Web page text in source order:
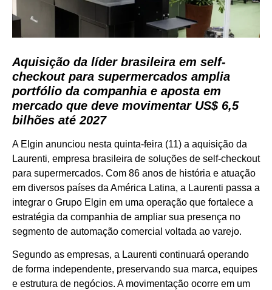
Aquisição da líder brasileira em self-
checkout para supermercados amplia
portfólio da companhia e aposta em
mercado que deve movimentar US$ 6,5
bilhões até 2027
A Elgin anunciou nesta quinta-feira (11) a aquisição da
Laurenti, empresa brasileira de soluções de self-checkout
para supermercados. Com 86 anos de história e atuação
em diversos países da América Latina, a Laurenti passa a
integrar o Grupo Elgin em uma operação que fortalece a
estratégia da companhia de ampliar sua presença no
segmento de automação comercial voltada ao varejo.
Segundo as empresas, a Laurenti continuará operando
de forma independente, preservando sua marca, equipes
e estrutura de negócios. A movimentação ocorre em um